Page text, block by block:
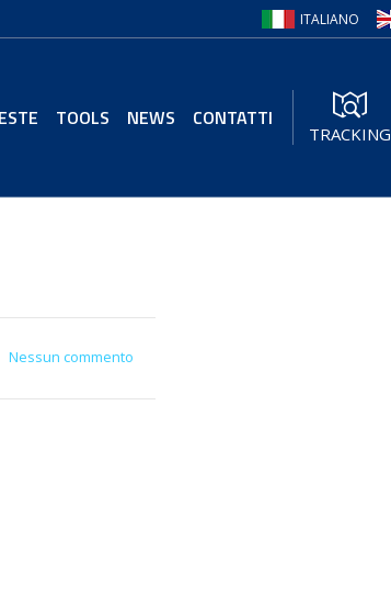
ITALIANO
TOOLS NEWS CONTATTI
TRACKING
Nessun commento